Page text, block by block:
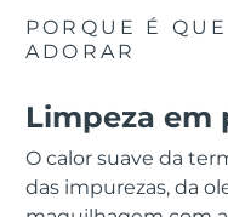
PORQUE É
ADORAR
Limpeza
O calor suave da
das impurezas, da